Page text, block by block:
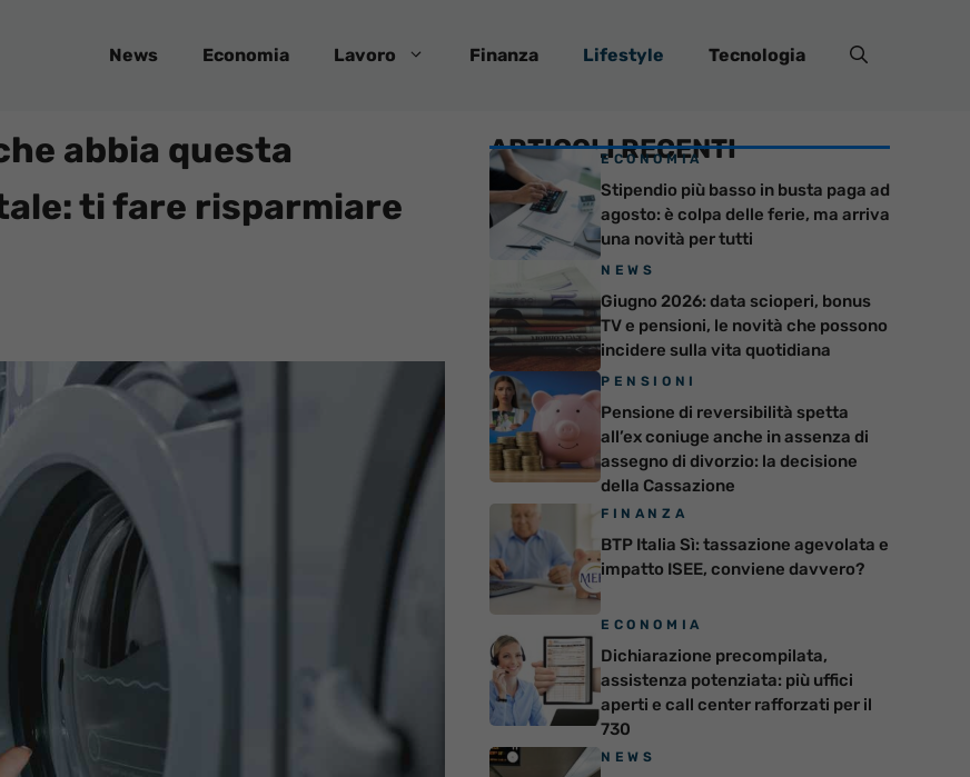
News Economia Lavoro Finanza Lifestyle Tecnologia
abbia questa
ti fare risparmiare
ARTICOLI RECENTI
ECONOMIA
Stipendio più basso in busta paga ad
agosto: è colpa delle ferie, ma arriva
una novità per tutti
NEWS
Giugno 2026: data scioperi, bonus
TV e pensioni, le novità che possono
incidere sulla vita quotidiana
PENSIONI
Pensione di reversibilità spetta
all’ex coniuge anche in assenza di
assegno di divorzio: la decisione
della Cassazione
FINANZA
BTP Italia Sì: tassazione agevolata e
impatto ISEE, conviene davvero?
ECONOMIA
Dichiarazione precompilata,
assistenza potenziata: più uffici
aperti e call center rafforzati per il
730
NEWS